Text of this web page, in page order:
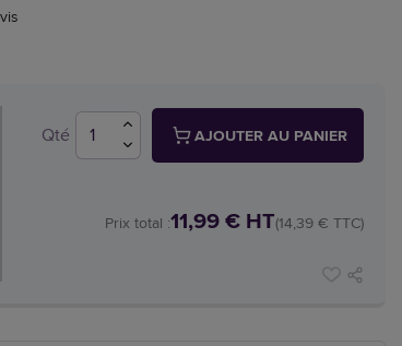
Qté AJOUTER AU PANIER
Prix total :11,99 € HT(14,39 € TTC)